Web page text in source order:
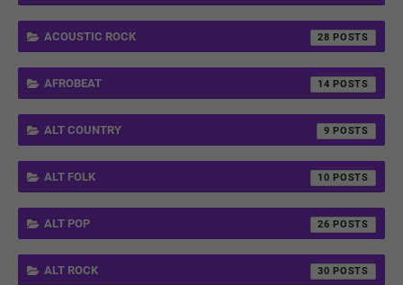
ACOUSTIC ROCK 28
AFROBEAT 14
ALT COUNTRY 9
ALT FOLK 10
ALT POP 26
ALT ROCK 30